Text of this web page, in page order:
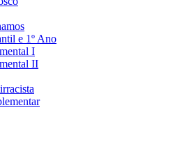
e 1º Ano
I
II